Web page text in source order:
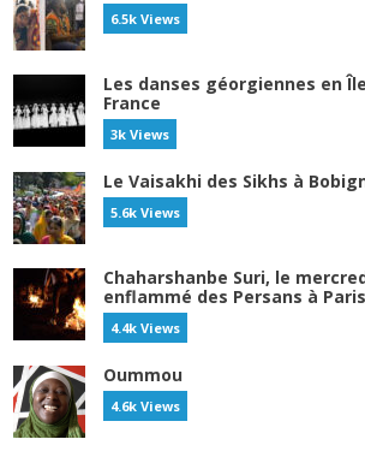
6.5k Views
Les danses géorgiennes en
France
3k Views
Le Vaisakhi des Sikhs à
5.6k Views
Chaharshanbe Suri, le
enflammé des Persans à Paris
4.4k Views
Oummou
4.6k Views